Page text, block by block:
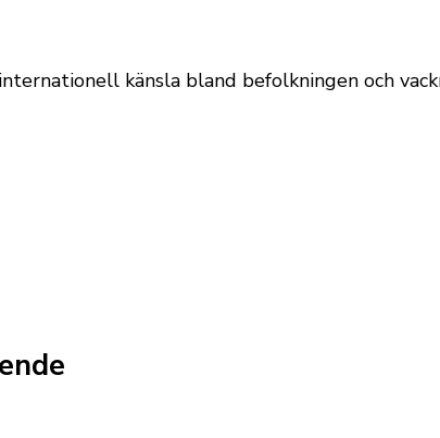
känsla bland befolkningen och